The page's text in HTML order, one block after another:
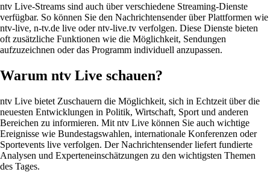
ntv Live-Streams sind auch über verschiedene Streaming-Dienste
verfügbar. So können Sie den Nachrichtensender über Plattformen wie
ntv-live, n-tv.de live oder ntv-live.tv verfolgen. Diese Dienste bieten
oft zusätzliche Funktionen wie die Möglichkeit, Sendungen
aufzuzeichnen oder das Programm individuell anzupassen.
Warum ntv Live schauen?
ntv Live bietet Zuschauern die Möglichkeit, sich in Echtzeit über die
neuesten Entwicklungen in Politik, Wirtschaft, Sport und anderen
Bereichen zu informieren. Mit ntv Live können Sie auch wichtige
Ereignisse wie Bundestagswahlen, internationale Konferenzen oder
Sportevents live verfolgen. Der Nachrichtensender liefert fundierte
Analysen und Experteneinschätzungen zu den wichtigsten Themen
des Tages.